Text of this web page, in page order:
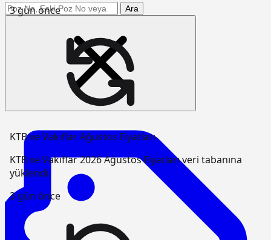
Arama yap Ara
3 gün önce
KTB ve Vakıflar Ağustos Fiyatları
KTB ve Vakıflar 2026 Ağustos Fiyatları veri tabanına
yüklendi.
3 gün önce